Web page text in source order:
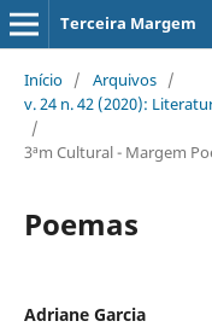
Terceira Margem
Início / Arquivos /
v. 24 n. 42 (2020):
/
3ªm Cultural - Margem
Poemas
Adriane Garcia